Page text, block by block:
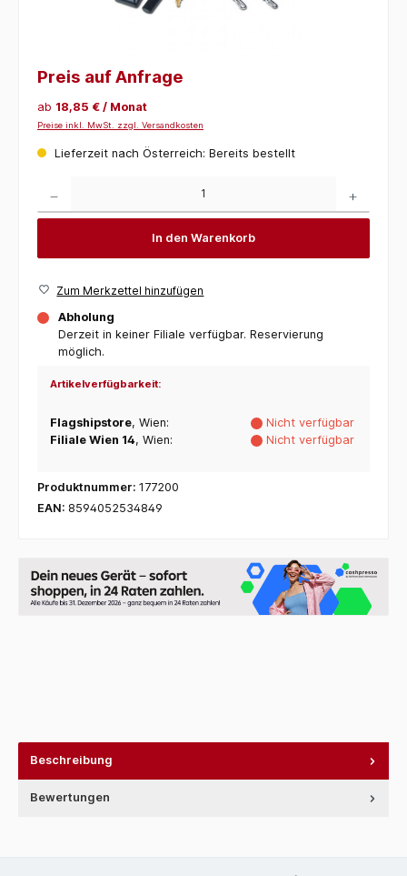
Preis auf Anfrage
ab 18,85 € / Monat
Preise inkl. MwSt. zzgl. Versandkosten
Lieferzeit nach Österreich: Bereits bestellt
In den Warenkorb
Zum Merkzettel hinzufügen
Abholung
Derzeit in keiner Filiale verfügbar. Reservierung
möglich.
Artikelverfügbarkeit:
Flagshipstore, Wien:
Nicht verfügbar
Filiale Wien 14, Wien: Nicht verfügbar
Produktnummer: 177200
EAN: 8594052534849
Beschreibung
Bewertungen